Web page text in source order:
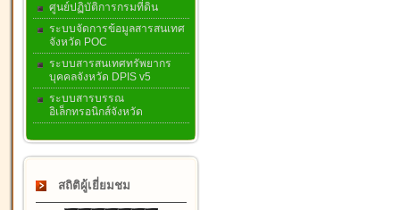
ศูนย์ปฏิบัติการกรมที่ดิน
ระบบจัดการข้อมูลสารสนเทศ
จังหวัด POC
ระบบสารสนเทศทรัพยากร
บุคคลจังหวัด DPIS v5
ระบบสารบรรณ
อิเล็กทรอนิกส์จังหวัด
สถิติผู้เยี่ยมชม